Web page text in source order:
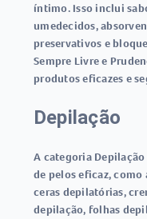
íntimo. Isso inclui
umedecidos,
preservativos e
Sempre Livre e
produtos eficazes e
Depilação
A categoria
de pelos eficaz,
ceras depilatórias,
depilação, folhas